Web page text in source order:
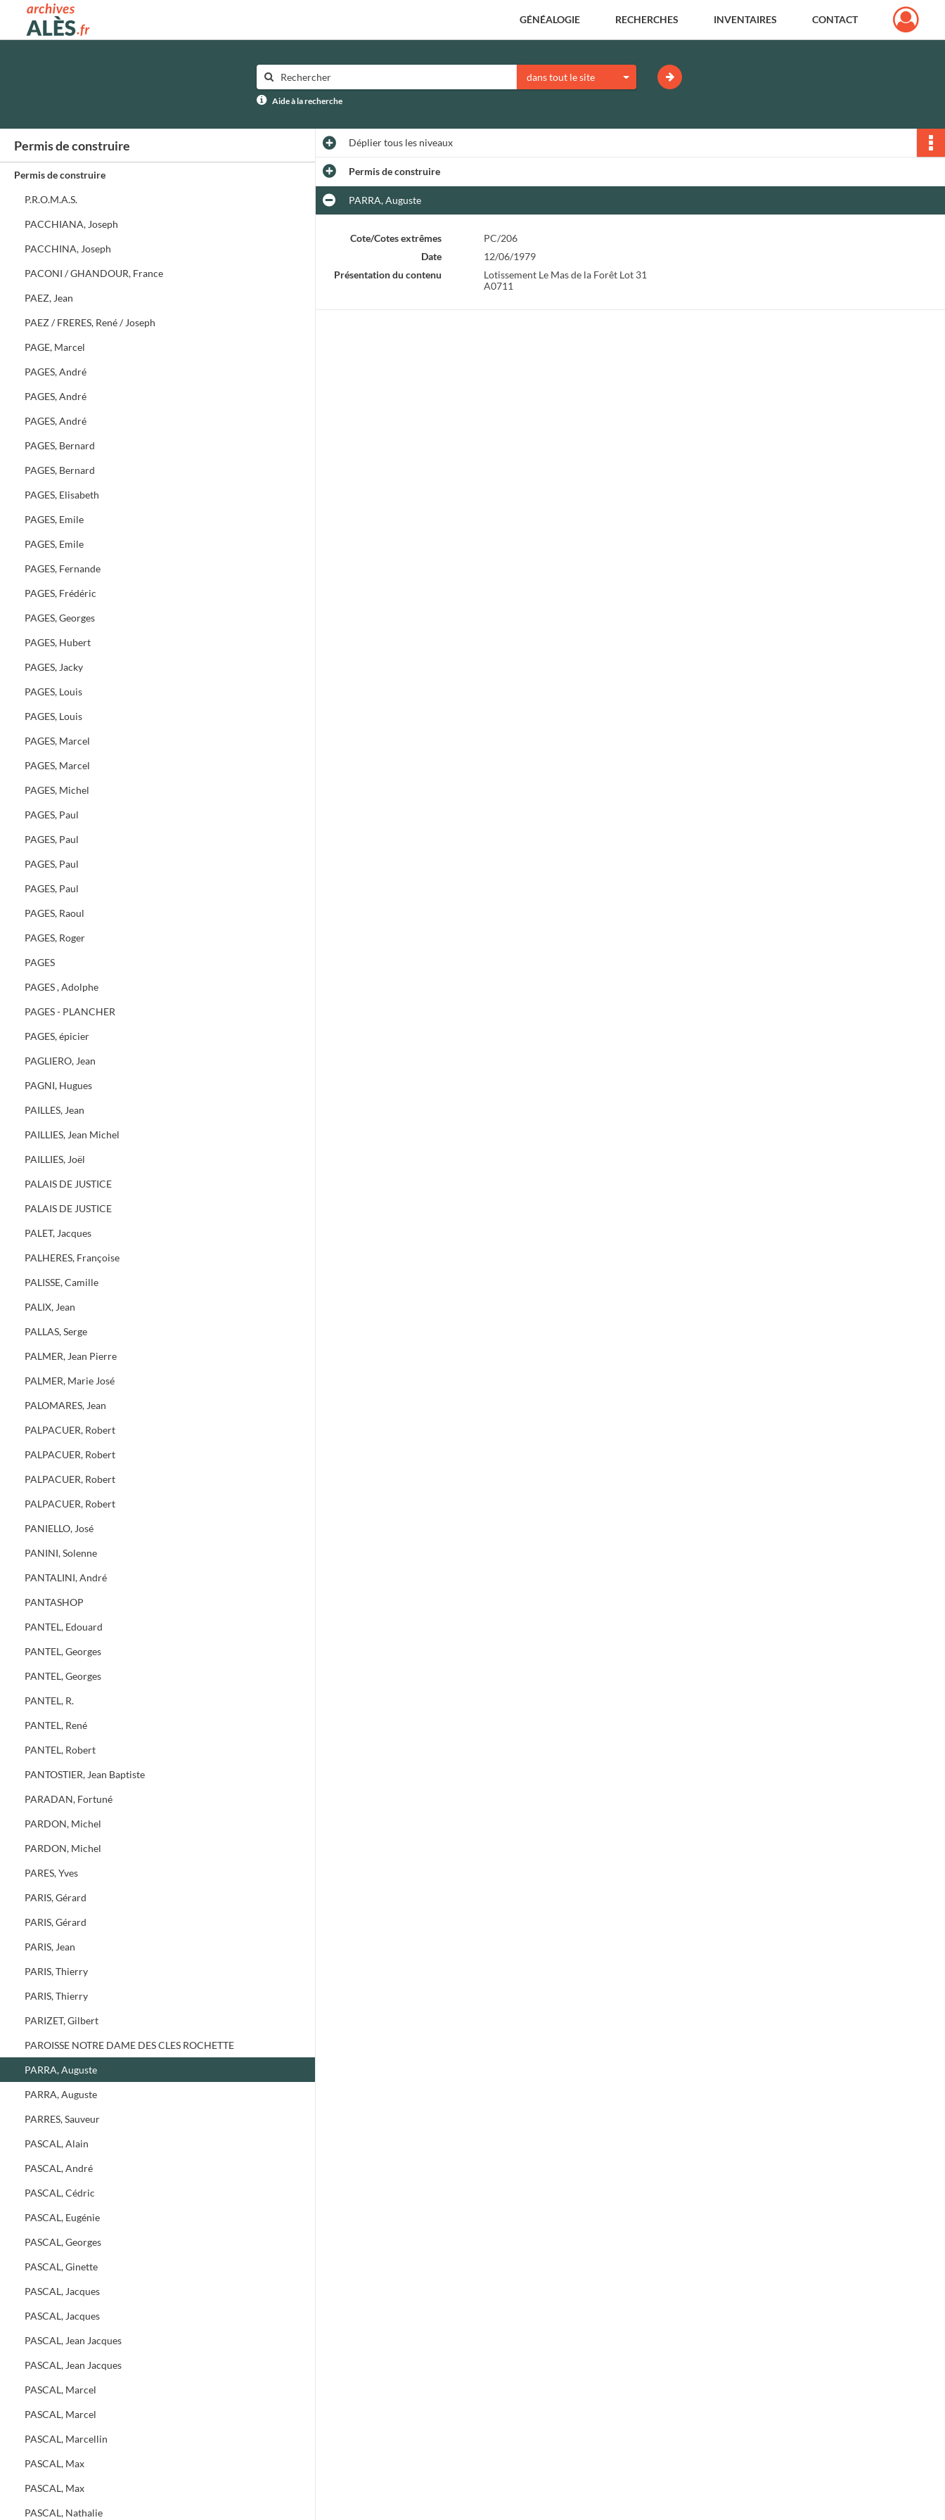
Archives municipales d'Alès GÉNÉALOGIE RECHERCHES INVENTAIRES CONTACT
dans tout le site
Aide à la recherche
Permis de construire
Permis de construire
P.R.O.M.A.S.
PACCHIANA, Joseph
PACCHINA, Joseph
PACONI / GHANDOUR, France
PAEZ, Jean
PAEZ / FRERES, René / Joseph
PAGE, Marcel
PAGES, André
PAGES, André
PAGES, André
PAGES, Bernard
PAGES, Bernard
PAGES, Elisabeth
PAGES, Emile
PAGES, Emile
PAGES, Fernande
PAGES, Frédéric
PAGES, Georges
PAGES, Hubert
PAGES, Jacky
PAGES, Louis
PAGES, Louis
PAGES, Marcel
PAGES, Marcel
PAGES, Michel
PAGES, Paul
PAGES, Paul
PAGES, Paul
PAGES, Paul
PAGES, Raoul
PAGES, Roger
PAGES
PAGES , Adolphe
PAGES - PLANCHER
PAGES, épicier
PAGLIERO, Jean
PAGNI, Hugues
PAILLES, Jean
PAILLIES, Jean Michel
PAILLIES, Joël
PALAIS DE JUSTICE
PALAIS DE JUSTICE
PALET, Jacques
PALHERES, Françoise
PALISSE, Camille
PALIX, Jean
PALLAS, Serge
PALMER, Jean Pierre
PALMER, Marie José
PALOMARES, Jean
PALPACUER, Robert
PALPACUER, Robert
PALPACUER, Robert
PALPACUER, Robert
PANIELLO, José
PANINI, Solenne
PANTALINI, André
PANTASHOP
PANTEL, Edouard
PANTEL, Georges
PANTEL, Georges
PANTEL, R.
PANTEL, René
PANTEL, Robert
PANTOSTIER, Jean Baptiste
PARADAN, Fortuné
PARDON, Michel
PARDON, Michel
PARES, Yves
PARIS, Gérard
PARIS, Gérard
PARIS, Jean
PARIS, Thierry
PARIS, Thierry
PARIZET, Gilbert
PAROISSE NOTRE DAME DES CLES ROCHETTE
PARRA, Auguste
PARRA, Auguste
PARRES, Sauveur
PASCAL, Alain
PASCAL, André
PASCAL, Cédric
PASCAL, Eugénie
PASCAL, Georges
PASCAL, Ginette
PASCAL, Jacques
PASCAL, Jacques
PASCAL, Jean Jacques
PASCAL, Jean Jacques
PASCAL, Marcel
PASCAL, Marcel
PASCAL, Marcellin
PASCAL, Max
PASCAL, Max
PASCAL, Nathalie
Dépliertous les niveaux
Permis de construire
PARRA, Auguste
Cote/Cotes extrêmes
PC/206
Date
12/06/1979
Présentation du contenu
Lotissement Le Mas de la Forêt Lot 31
A0711